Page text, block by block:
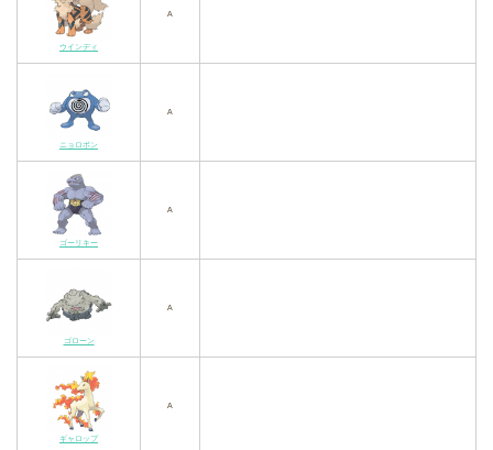
ウインディ
A
ニョロボン
A
ゴーリキー
A
ゴローン
A
ギャロップ
A